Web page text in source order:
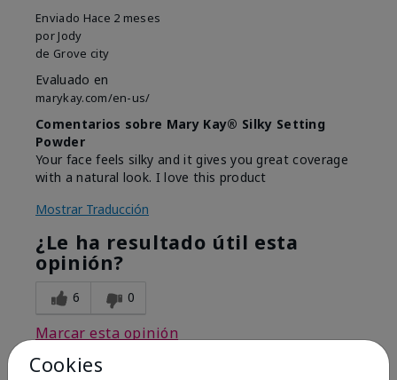
Enviado Hace 2 meses
por Jody
de Grove city
Evaluado en
marykay.com/en-us/
Comentarios sobre Mary Kay® Silky Setting
Powder
Your face feels silky and it gives you great coverage
with a natural look. I love this product
Mostrar Traducción
¿Le ha resultado útil esta
opinión?
6 0
Marcar esta opinión
Cookies